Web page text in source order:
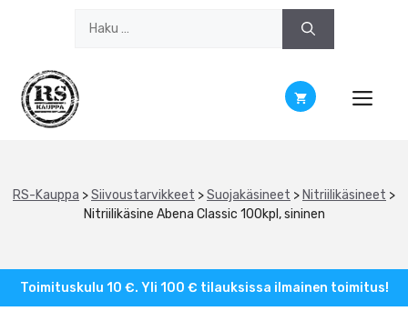
RS-Kauppa >Siivoustarvikkeet >Suojakäsineet > Nitriilikäsineet >
Nitriilikäsine Abena Classic 100kpl, sininen
Toimituskulu 10 €. Yli 100 € tilauksissa ilmainen toimitus!